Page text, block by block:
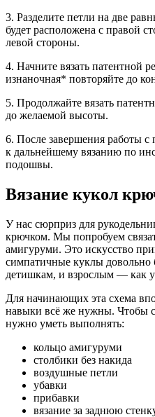
3. Разделите петли на две
будет расположена с правой
левой стороны.
4. Начните вязать патентной
изнаночная* повторяйте до
5. Продолжайте вязать
до желаемой высоты.
6. После завершения работы
к дальнейшему вязанию по
подошвы.
Вязание кукол
У нас сюрприз для
крючком. Мы попробуем
амигуруми. Это искусство
симпатичные куклы
детишкам, и взрослым — как
Для начинающих эта схема
навыки всё же нужны. Чтобы
нужно уметь выполнять:
кольцо амигуруми
столбики без накида
воздушные петли
убавки
прибавки
вязание за заднюю